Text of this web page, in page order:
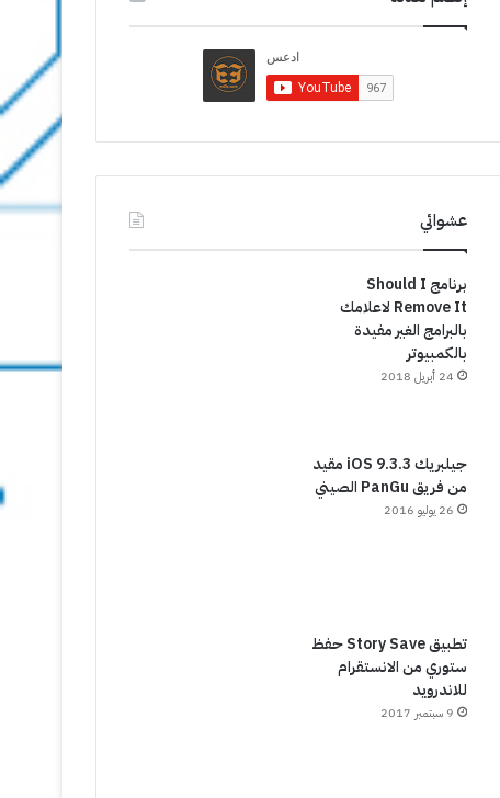
عشوائي
برنامج Should I
Remove It لاعلامك
بالبرامج الغير مفيدة
بالكمبيوتر
24 أبريل 2018
جيلبريك iOS 9.3.3 مقيد
من فريق PanGu الصيني
26 يوليو 2016
تطبيق Story Save حفظ
ستوري من الانستقرام
للاندرويد
9 سبتمبر 2017